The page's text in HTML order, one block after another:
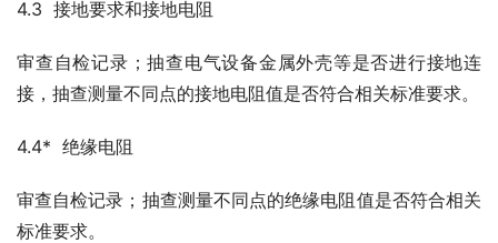
4.3  接地要求和接地电阻
审查自检记录；抽查电气设备金属外壳等是否进行接地连
接，抽查测量不同点的接地电阻值是否符合相关标准要求。
4.4*  绝缘电阻
审查自检记录；抽查测量不同点的绝缘电阻值是否符合相关
标准要求。